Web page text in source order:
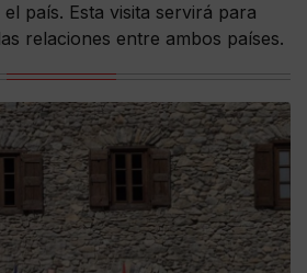
país. Esta visita servirá para
relaciones entre ambos países.